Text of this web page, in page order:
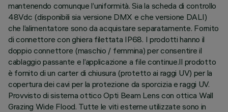
mantenendo comunque l’uniformità. Sia la scheda di controllo
48Vdc (disponibili sia versione DMX e che versione DALI)
che l’alimentatore sono da acquistare separatamente. Fornito
di connettore con ghiera filettata IP68. I prodotti hanno il
doppio connettore (maschio / femmina) per consentire il
cablaggio passante e l’applicazione a file continue.Il prodotto
è fornito di un carter di chiusura (protetto ai raggi UV) per la
copertura dei cavi per la protezione da sporcizia e raggi UV.
Provvisto di sistema ottico Opti Beam Lens con ottica Wall
Grazing Wide Flood. Tutte le viti esterne utilizzate sono in